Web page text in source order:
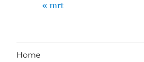
« mrt
Home